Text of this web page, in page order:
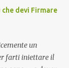
devi Firmare
un
farti iniettare il